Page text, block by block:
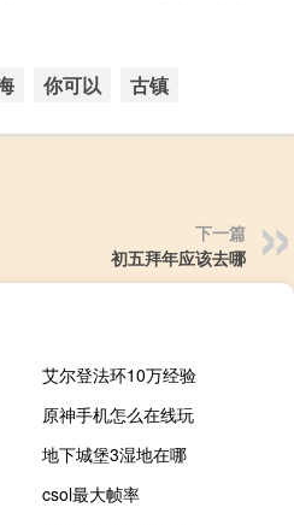
你可以 古镇
下一篇
初五拜年应该去哪
艾尔登法环10万经验
原神手机怎么在线玩
地下城堡3湿地在哪
csol最大帧率